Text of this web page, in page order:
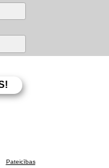
Pateicības